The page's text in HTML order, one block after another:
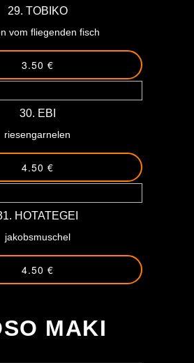
29. TOBIKO
vom fliegenden fisch
3.50 €
30. EBI
riesengarnelen
4.50 €
HOTATEGEI
jakobsmuschel
4.50 €
MAKI